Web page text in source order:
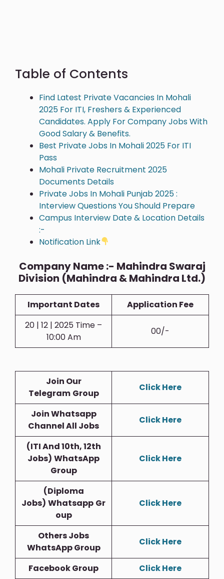
Table of Contents
Find Latest Private Vacancies In Mohali
2025 For ITI, Freshers & Experienced
Candidates. Apply For Company Jobs With
Good Salary & Benefits.
Best Private Jobs In Mohali 2025 For ITI
Pass
Mohali Private Recruitment 2025
Documents Details
Private Jobs In Mohali Punjab 2025 :
Interview Questions You Should Prepare
Campus Interview Date & Location Details
:-
Notification Link
Company Name :- Mahindra Swaraj
Division (Mahindra & Mahindra Ltd.)
Important Dates
Application Fee
20 | 12 | 2025 Time –
10:00 Am
00/-
Join Our
Telegram Group
Click Here
Join Whatsapp
Channel All Jobs
Click Here
(ITI And 10th, 12th
Jobs) WhatsApp
Group
Click Here
(Diploma
Jobs) Whatsapp Gr
Oup
Click Here
Others Jobs
WhatsApp Group
Click Here
Facebook Group Click Here